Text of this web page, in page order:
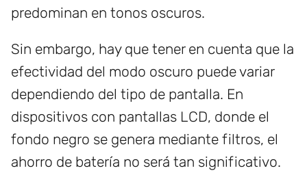
predominan en tonos oscuros.
Sin embargo, hay que tener en cuenta que la
efectividad del modo oscuro puede variar
dependiendo del tipo de pantalla. En
dispositivos con pantallas LCD, donde el
fondo negro se genera mediante filtros, el
ahorro de batería no será tan significativo.